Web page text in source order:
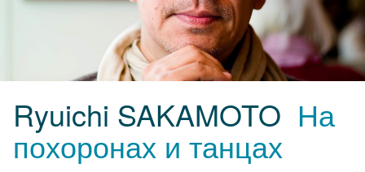
Ryuichi SAKAMOTO На
похоронах и танцах